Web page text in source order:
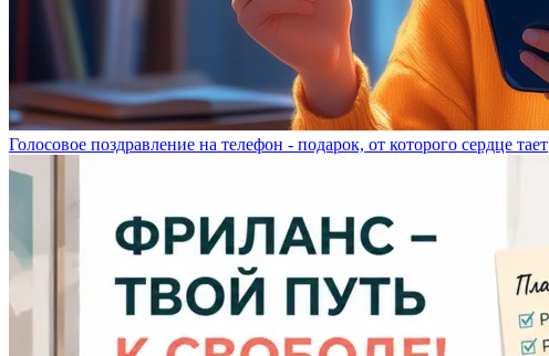
Голосовое поздравление на телефон - подарок, от которого сердце тает